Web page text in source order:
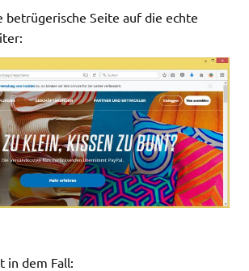
betrügerische Seite auf die echte
in dem Fall: